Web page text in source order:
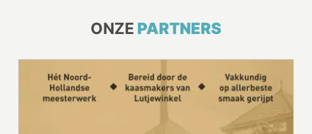
ONZE PARTNERS